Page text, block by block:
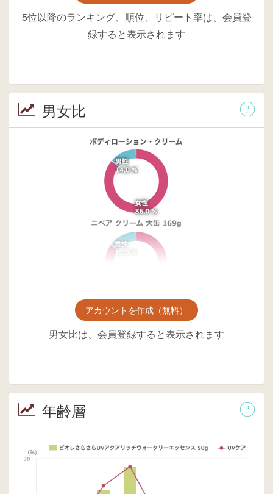
5位以降のランキング、順位、リピート率は、会員登
録すると表示されます
男女比
アカウントを作成（無料）
男女比は、会員登録すると表示されます
年齢層